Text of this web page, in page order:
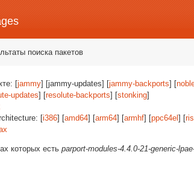
поиска пакетов
[jammy] [jammy-updates] [jammy-backports] [
updates] [resolute-backports] [stonking]
[i386] [amd64] [arm64] [armhf] [ppc64el ] [
которых есть parport-modules-4.4.0-21-generic-